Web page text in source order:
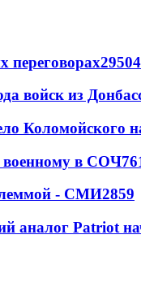
переговорах29504
войск из
Коломойского
в СОЧ
- СМИ2859
аналог Patriot